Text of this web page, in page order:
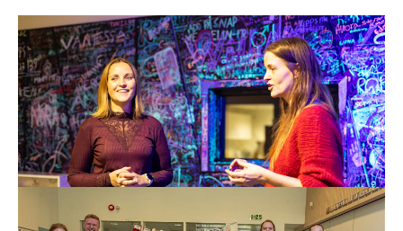
28. nov. 2025
Hurra for ungdommen!
– Det er et enormt privilegium å få være sammen med
ungdommene her på Ungdomshuset Panzer.
Les mer